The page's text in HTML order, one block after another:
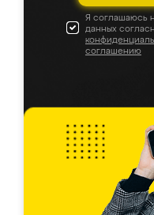
Я соглашаюсь
данных
соглашению